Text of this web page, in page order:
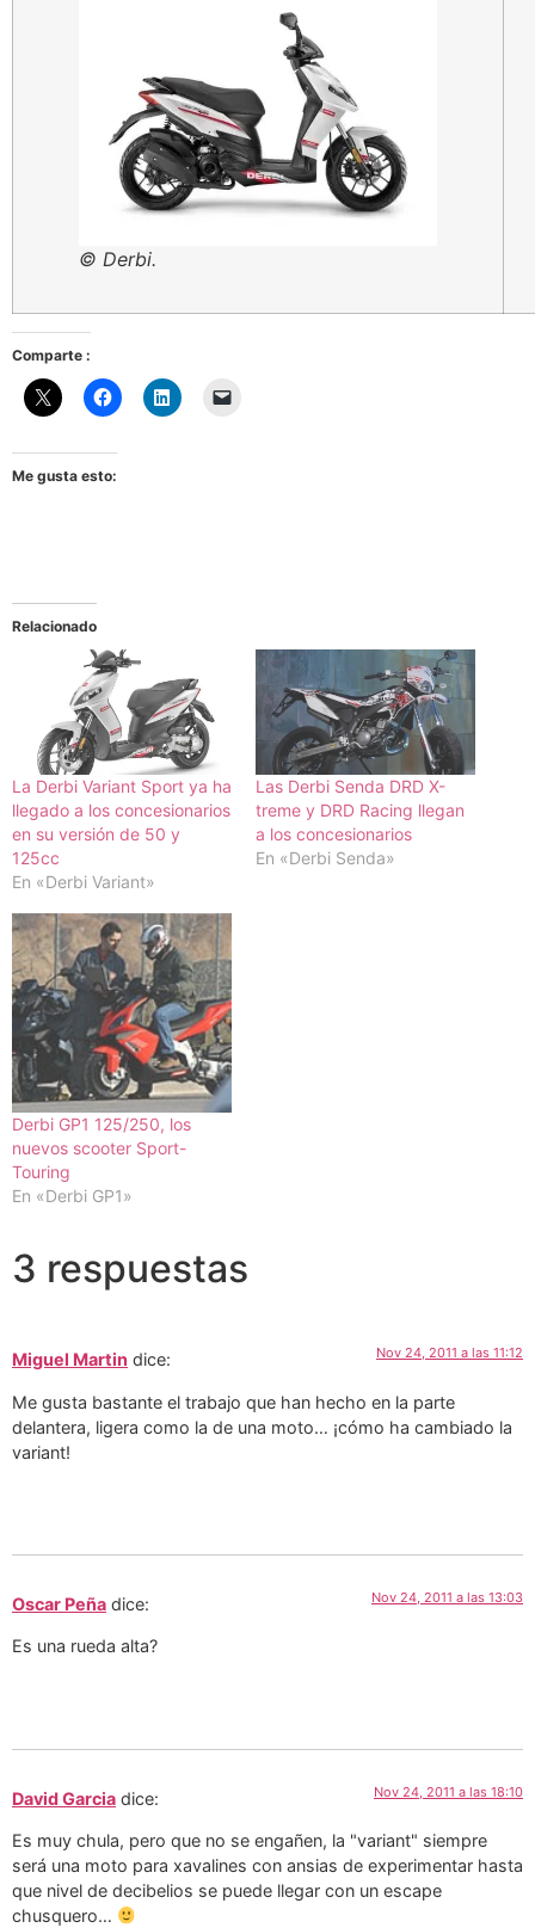
© Derbi.
Comparte :
Me gusta esto:
Relacionado
La Derbi Variant Sport ya ha
llegado a los concesionarios
en su versión de 50 y
125cc
En «Derbi Variant»
Las Derbi Senda DRD X-
treme y DRD Racing llegan
a los concesionarios
En «Derbi Senda»
Derbi GP1 125/250, los
nuevos scooter Sport-
Touring
En «Derbi GP1»
3 respuestas
Miguel Martin dice: Nov 24, 2011 a las 11:12
Me gusta bastante el trabajo que han hecho en la parte
delantera, ligera como la de una moto… ¡cómo ha cambiado la
variant!
Oscar Peña dice: Nov 24, 2011 a las 13:03
Es una rueda alta?
David Garcia dice: Nov 24, 2011 a las 18:10
Es muy chula, pero que no se engañen, la "variant" siempre
será una moto para xavalines con ansias de experimentar hasta
que nivel de decibelios se puede llegar con un escape
chusquero…